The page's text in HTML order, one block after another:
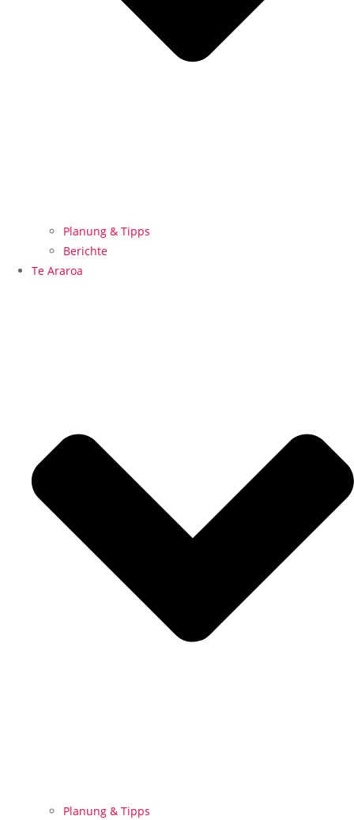
Planung & Tipps
Berichte
Te Araroa
Planung & Tipps